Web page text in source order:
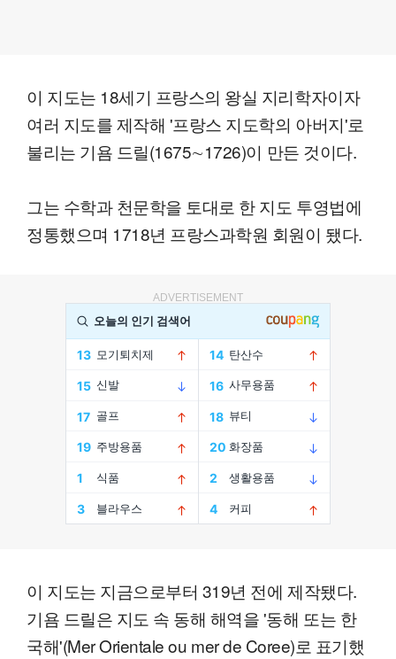
이 지도는 18세기 프랑스의 왕실 지리학자이자
여러 지도를 제작해 '프랑스 지도학의 아버지'로
불리는 기욤 드릴(1675∼1726)이 만든 것이다.
그는 수학과 천문학을 토대로 한 지도 투영법에
정통했으며 1718년 프랑스과학원 회원이 됐다.
ADVERTISEMENT
이 지도는 지금으로부터 319년 전에 제작됐다.
기욤 드릴은 지도 속 동해 해역을 '동해 또는 한
국해'(Mer Orientale ou mer de Coree)로 표기했